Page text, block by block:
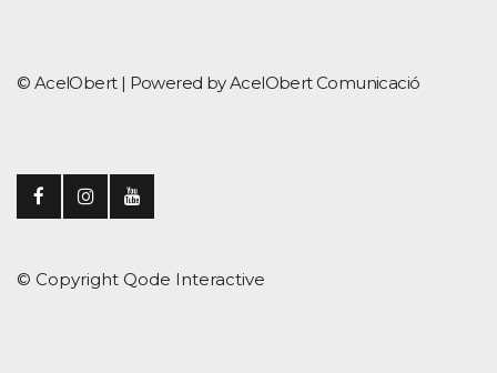
© AcelObert | Powered by AcelObert Comunicació
© Copyright Qode Interactive